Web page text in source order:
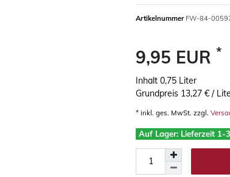
Artikelnummer FW-84-
9,95 EUR *
Inhalt 0,75 Liter
Grundpreis 13,27 € /
* inkl. ges. MwSt. zzgl.
Auf Lager: Lieferzeit 1-